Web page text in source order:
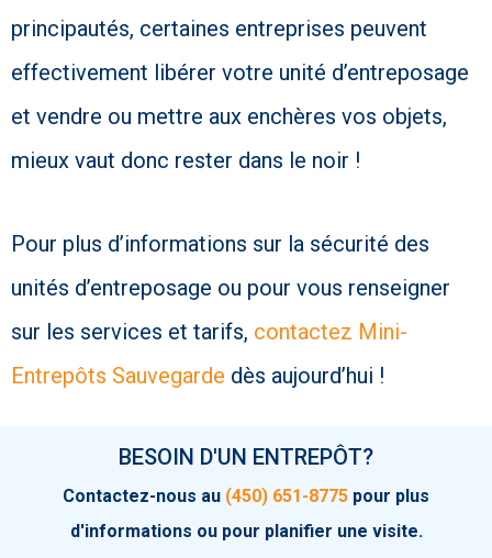
principautés, certaines entreprises peuvent
effectivement libérer votre unité d’entreposage
et vendre ou mettre aux enchères vos objets,
mieux vaut donc rester dans le noir !
Pour plus d’informations sur la sécurité des
unités d’entreposage ou pour vous renseigner
sur les services et tarifs, contactez Mini-
Entrepôts Sauvegarde dès aujourd’hui !
BESOIN D'UN ENTREPÔT?
Contactez-nous au (450) 651-8775 pour plus
d'informations ou pour planifier une visite.